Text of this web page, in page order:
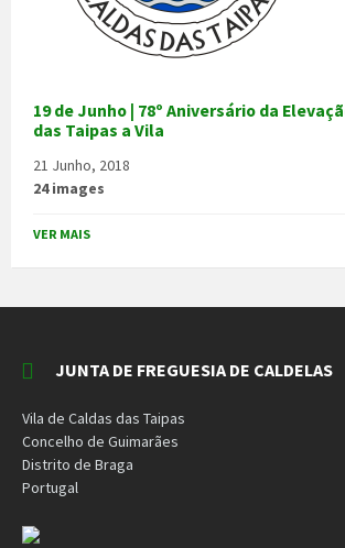
19 de Junho | 78º Aniversário da
das Taipas a Vila
21 Junho, 2018
24 images
VER MAIS
JUNTA DE FREGUESIA DE CALDELAS
Vila de Caldas das Taipas
Concelho de Guimarães
Distrito de Braga
Portugal